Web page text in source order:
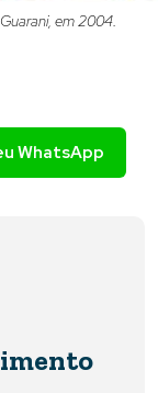
em 2004.
WhatsApp